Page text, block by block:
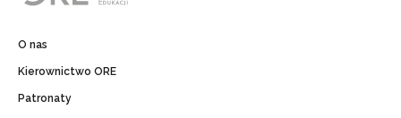
O nas
Kierownictwo ORE
Patronaty